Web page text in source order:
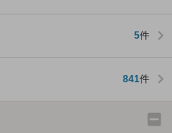
5件
841件